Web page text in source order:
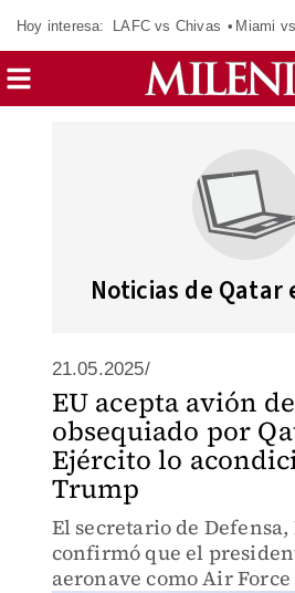
Hoy interesa: LAFC vs Chivas Miami
Noticias de Qatar
21.05.2025/
EU acepta avión
obsequiado por
Ejército lo
Trump
El secretario de Defensa,
confirmó que el
aeronave como Air Force